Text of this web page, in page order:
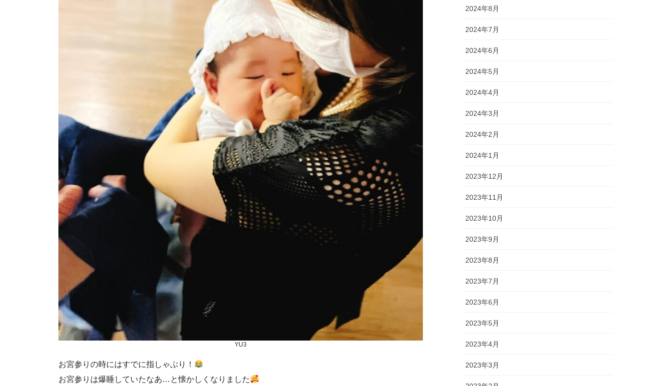
YU3
お宮参りの時にはすでに指しゃぶり！
お宮参りは爆睡していたなあ…と懐かしくなりました
2024年8月
2024年7月
2024年6月
2024年5月
2024年4月
2024年3月
2024年2月
2024年1月
2023年12月
2023年11月
2023年10月
2023年9月
2023年8月
2023年7月
2023年6月
2023年5月
2023年4月
2023年3月